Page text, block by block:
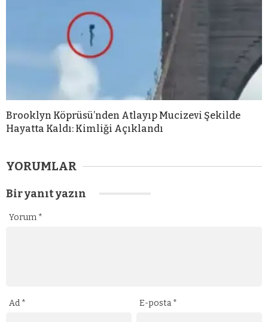
Brooklyn Köprüsü’nden Atlayıp Mucizevi Şekilde
Hayatta Kaldı: Kimliği Açıklandı
YORUMLAR
Bir yanıt yazın
Yorum *
Ad * E-posta *